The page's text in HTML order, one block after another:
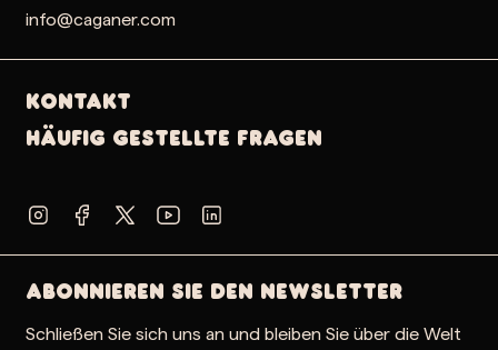
info@caganer.com
Kontakt
Häufig gestellte Fragen
Abonnieren Sie den Newsletter
Schließen Sie sich uns an und bleiben Sie über die Welt